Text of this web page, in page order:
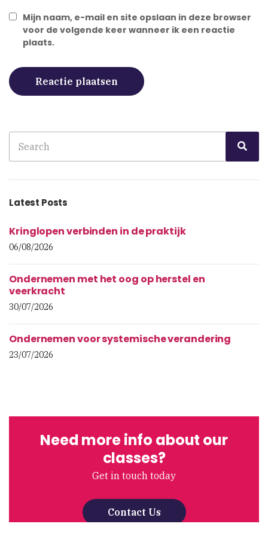
Mijn naam, e-mail en site opslaan in deze browser
voor de volgende keer wanneer ik een reactie
plaats.
Search
for:
Latest Posts
Kringlopen verbinden in de praktijk
06/08/2026
Ondernemen met het oog op herstel en
veerkracht
30/07/2026
Ondernemen voor systemische verandering
23/07/2026
Need more info about our
classes?
Get in touch today
Contact Us